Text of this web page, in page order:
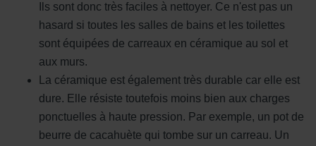
Ils sont donc très faciles à nettoyer. Ce n'est pas un
hasard si toutes les salles de bains et les toilettes
sont équipées de carreaux en céramique au sol et
aux murs.
La céramique est également très durable car elle est
dure. Elle résiste toutefois moins bien aux charges
ponctuelles à haute pression. Par exemple, un pot de
beurre de cacahuète qui tombe sur un carreau. Un